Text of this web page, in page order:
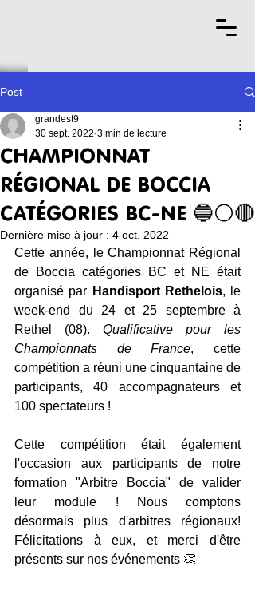
Post
CHAMPIONNAT
RÉGIONAL DE BOCCIA
CATÉGORIES BC-NE 🔵⚪️🔴
grandest9
30 sept. 2022 3 min de lecture
Dernière mise à jour : 4 oct. 2022
Cette année, le Championnat Régional
de Boccia catégories BC et NE était
organisé par Handisport Rethelois, le
week-end du 24 et 25 septembre à
Rethel (08). Qualificative pour les
Championnats de France, cette
compétition a réuni une cinquantaine de
participants, 40 accompagnateurs et
100 spectateurs !
Cette compétition était également
l'occasion aux participants de notre
formation "Arbitre Boccia" de valider
leur module ! Nous comptons
désormais plus d'arbitres régionaux!
Félicitations à eux, et merci d'être
présents sur nos événements 👏